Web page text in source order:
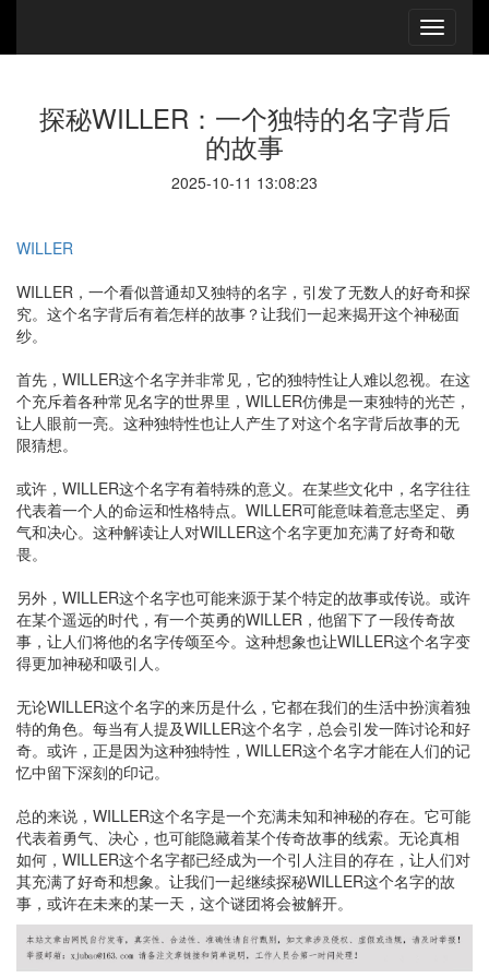
探秘WILLER：一个独特的名字背后
的故事
2025-10-11 13:08:23
WILLER
WILLER，一个看似普通却又独特的名字，引发了无数人的好奇和探
究。这个名字背后有着怎样的故事？让我们一起来揭开这个神秘面
纱。
首先，WILLER这个名字并非常见，它的独特性让人难以忽视。在这
个充斥着各种常见名字的世界里，WILLER仿佛是一束独特的光芒，
让人眼前一亮。这种独特性也让人产生了对这个名字背后故事的无
限猜想。
或许，WILLER这个名字有着特殊的意义。在某些文化中，名字往往
代表着一个人的命运和性格特点。WILLER可能意味着意志坚定、勇
气和决心。这种解读让人对WILLER这个名字更加充满了好奇和敬
畏。
另外，WILLER这个名字也可能来源于某个特定的故事或传说。或许
在某个遥远的时代，有一个英勇的WILLER，他留下了一段传奇故
事，让人们将他的名字传颂至今。这种想象也让WILLER这个名字变
得更加神秘和吸引人。
无论WILLER这个名字的来历是什么，它都在我们的生活中扮演着独
特的角色。每当有人提及WILLER这个名字，总会引发一阵讨论和好
奇。或许，正是因为这种独特性，WILLER这个名字才能在人们的记
忆中留下深刻的印记。
总的来说，WILLER这个名字是一个充满未知和神秘的存在。它可能
代表着勇气、决心，也可能隐藏着某个传奇故事的线索。无论真相
如何，WILLER这个名字都已经成为一个引人注目的存在，让人们对
其充满了好奇和想象。让我们一起继续探秘WILLER这个名字的故
事，或许在未来的某一天，这个谜团将会被解开。